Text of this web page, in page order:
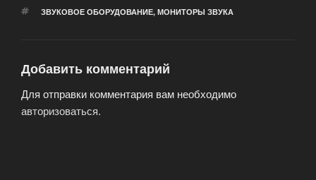
МЕТКИ
ЗВУКОВОЕ ОБОРУДОВАНИЕ, МОНИТОРЫ ЗВУКА
Добавить комментарий
Для отправки комментария вам необходимо
авторизоваться.